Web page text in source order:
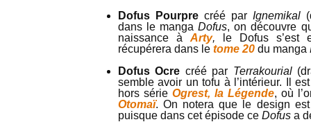
Dofus Pourpre créé par Ignemikal
dans le mangaDofus, on découvre
naissance à Arty, le Dofus s’est
récupérera dans le tome 20 du manga
Dofus Ocre créé par Terrakourial
semble avoir un tofu à l’intérieur. Il
hors série Ogrest, la Légende, où
Otomaï. On notera que le design
puisque dans cet épisode ce Dofus a